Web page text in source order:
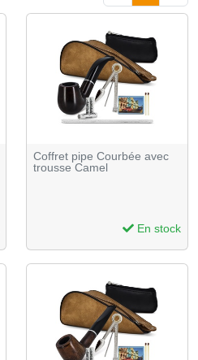
Coffret pipe Courbée avec
trousse Camel
En stock